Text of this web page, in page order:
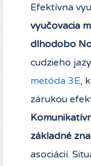
Efektívna
vyučovacia
dlhodobo
cudzieho
metóda 3E,
zárukou
základné
asociácií.